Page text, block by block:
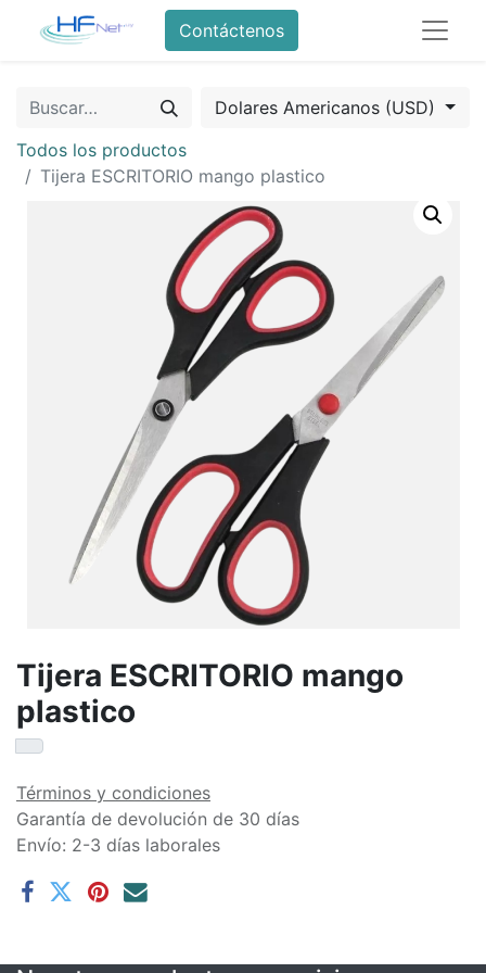
Contáctenos
Dolares Americanos (USD)
Todos los productos
Tijera ESCRITORIO mango plastico
Tijera ESCRITORIO mango
plastico
Términos y condiciones
Garantía de devolución de 30 días
Envío: 2-3 días laborales